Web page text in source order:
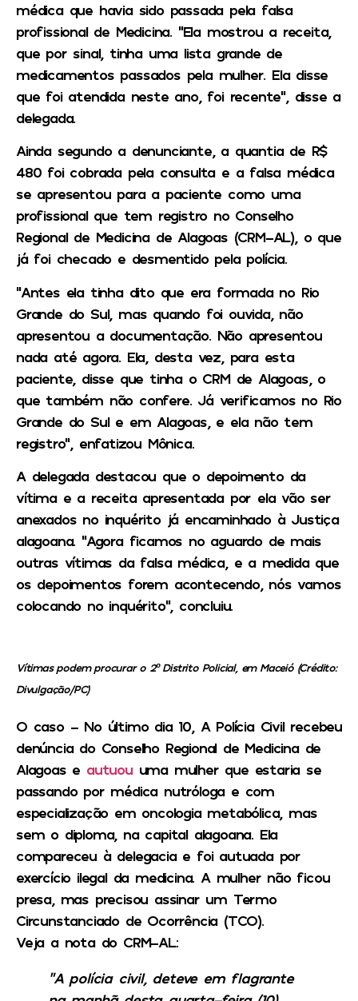
médica que havia sido passada pela falsa
profissional de Medicina. “Ela mostrou a receita,
que por sinal, tinha uma lista grande de
medicamentos passados pela mulher. Ela disse
que foi atendida neste ano, foi recente”, disse a
delegada.
Ainda segundo a denunciante, a quantia de R$
480 foi cobrada pela consulta e a falsa médica
se apresentou para a paciente como uma
profissional que tem registro no Conselho
Regional de Medicina de Alagoas (CRM-AL), o que
já foi checado e desmentido pela polícia.
“Antes ela tinha dito que era formada no Rio
Grande do Sul, mas quando foi ouvida, não
apresentou a documentação. Não apresentou
nada até agora. Ela, desta vez, para esta
paciente, disse que tinha o CRM de Alagoas, o
que também não confere. Já verificamos no Rio
Grande do Sul e em Alagoas, e ela não tem
registro”, enfatizou Mônica.
A delegada destacou que o depoimento da
vítima e a receita apresentada por ela vão ser
anexados no inquérito já encaminhado à Justiça
alagoana. “Agora ficamos no aguardo de mais
outras vítimas da falsa médica, e a medida que
os depoimentos forem acontecendo, nós vamos
colocando no inquérito”, concluiu.
Vítimas podem procurar o 2º Distrito Policial, em Maceió (Crédito:
Divulgação/PC)
O caso – No último dia 10, A Polícia Civil recebeu
denúncia do Conselho Regional de Medicina de
Alagoas e autuouuma mulher que estaria se
passando por médica nutróloga e com
especialização em oncologia metabólica, mas
sem o diploma, na capital alagoana. Ela
compareceu à delegacia e foi autuada por
exercício ilegal da medicina. A mulher não ficou
presa, mas precisou assinar um Termo
Circunstanciado de Ocorrência (TCO).
Veja a nota do CRM-AL:
“A polícia civil, deteve em flagrante